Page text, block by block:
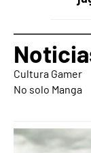
Cultura Gamer
No solo Manga